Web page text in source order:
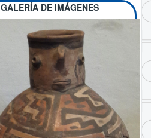
GALERÍA DE IMÁGENES